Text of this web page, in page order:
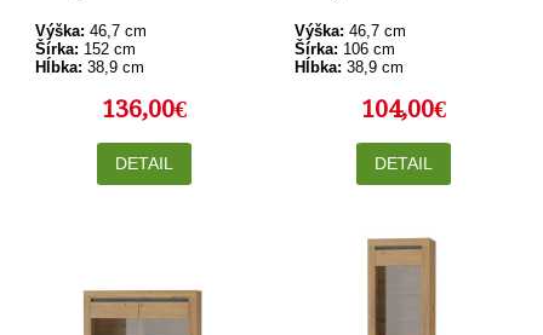
Výška: 46,7 cm
Šírka: 152 cm
Hĺbka: 38,9 cm
136,00€
DETAIL
Výška: 46,7 cm
Šírka: 106 cm
Hĺbka: 38,9 cm
104,00€
DETAIL